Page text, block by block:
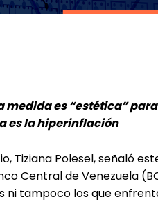
medida es “estética”
es la hiperinflación
Tiziana Polesel, señaló
Central de Venezuela
ni tampoco los que